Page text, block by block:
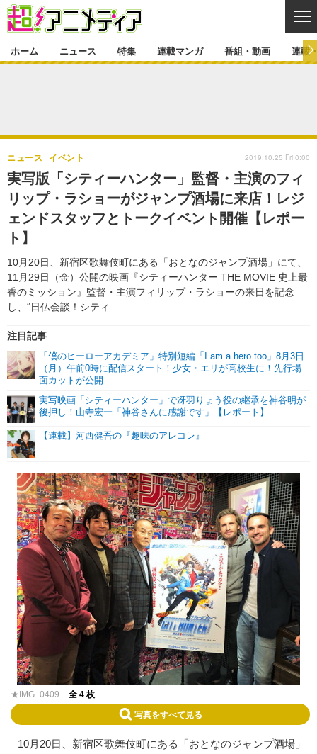
ゲーム・アプリ マンガ
グッズ イベント
声優 コスプレ
特集一覧 カバー
ラキりす
連載マンガ
連載マンガ一覧 連載一覧
番組・動画
番組・動画一覧 ラジオ
動画
連載・ブログ
連載・ブログ一覧 コラム
編集部ブログ・お知らせ
ホーム ニュース 特集 連載マンガ 番組・動画 連載
実写版「シティーハンター」監督・主演のフィ
リップ・ラショーがジャンプ酒場に来店！レジ
ェンドスタッフとトークイベント開催【レポー
ト】
10月20日、新宿区歌舞伎町にある「おとなのジャンプ酒場」にて、
11月29日（金）公開の映画『シティーハンター THE MOVIE 史上最
香のミッション』監督・主演フィリップ・ラショーの来日を記念
し、“日仏会談！シティ …
ニュース イベント
注目記事
「僕のヒーローアカデミア」特別短編「I am a hero too」8月3日
（月）午前0時に配信スタート！少女・エリが高校生に！先行場
面カットが公開
実写映画「シティーハンター」で冴羽りょう役の継承を神谷明が
後押し！山寺宏一「神谷さんに感謝です」【レポート】
【連載】河西健吾の『趣味のアレコレ』
2019.10.25 Fri 0:00
★IMG_0409 全 4 枚
写真をすべて見る
10月20日、新宿区歌舞伎町にある「おとなのジャンプ酒場」